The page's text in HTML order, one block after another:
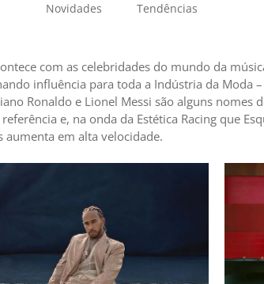
Novidades Tendências
com as celebridades do mundo da
influência para toda a Indústria da Moda
Ronaldo e Lionel Messi são alguns
e, na onda da Estética Racing que
aumenta em alta velocidade.